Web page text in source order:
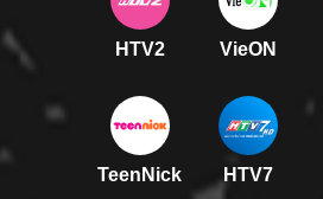
HTV2 VieON
TeenNick HTV7